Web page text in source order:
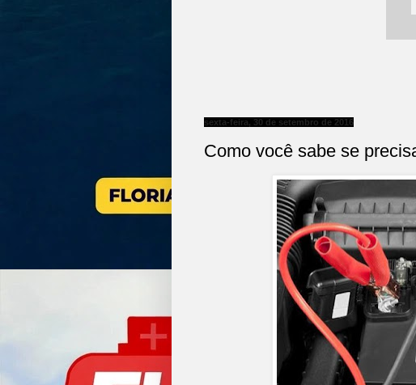
sexta-feira, 30 de setembro de 2016
Como você sabe se